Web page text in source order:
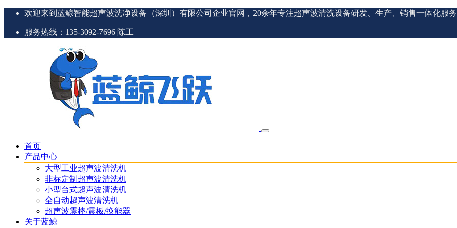
欢迎来到蓝鲸智能超声波洗净设备（深圳）有限公司企业官网，20余年专注超声波清洗设备研发、生产、销售一体化服
服务热线：135-3092-7696 陈工
首页
产品中心
大型工业超声波清洗机
非标定制超声波清洗机
小型台式超声波清洗机
全自动超声波清洗机
超声波震棒/震板/换能器
关于蓝鲸